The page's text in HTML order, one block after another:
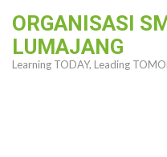
content
ORGANISASI
LUMAJANG
Learning TODAY, Leading